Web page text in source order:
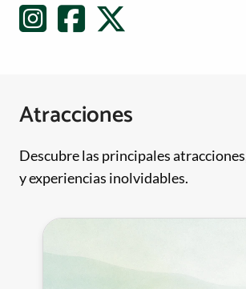
Atracciones
Descubre las principales
y experiencias inolvidables.